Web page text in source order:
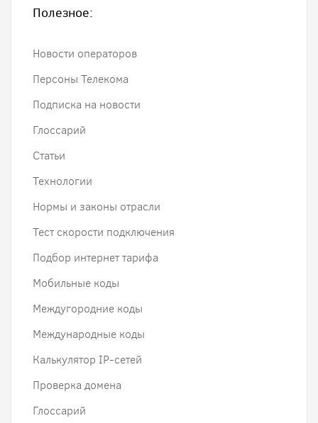
Полезное:
Новости операторов
Персоны Телекома
Подписка на новости
Глоссарий
Статьи
Технологии
Нормы и законы отрасли
Тест скорости подключения
Подбор интернет тарифа
Мобильные коды
Междугородние коды
Международные коды
Калькулятор IP-сетей
Проверка домена
Глоссарий